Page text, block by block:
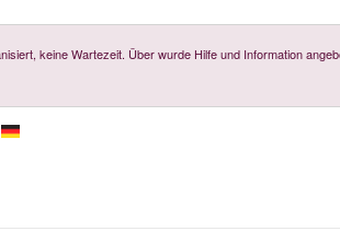
keine Wartezeit. Über wurde Hilfe und Information